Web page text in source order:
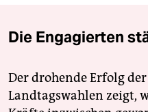
Die Engagierten
Der drohende Erfolg
Landtagswahlen zeigt,